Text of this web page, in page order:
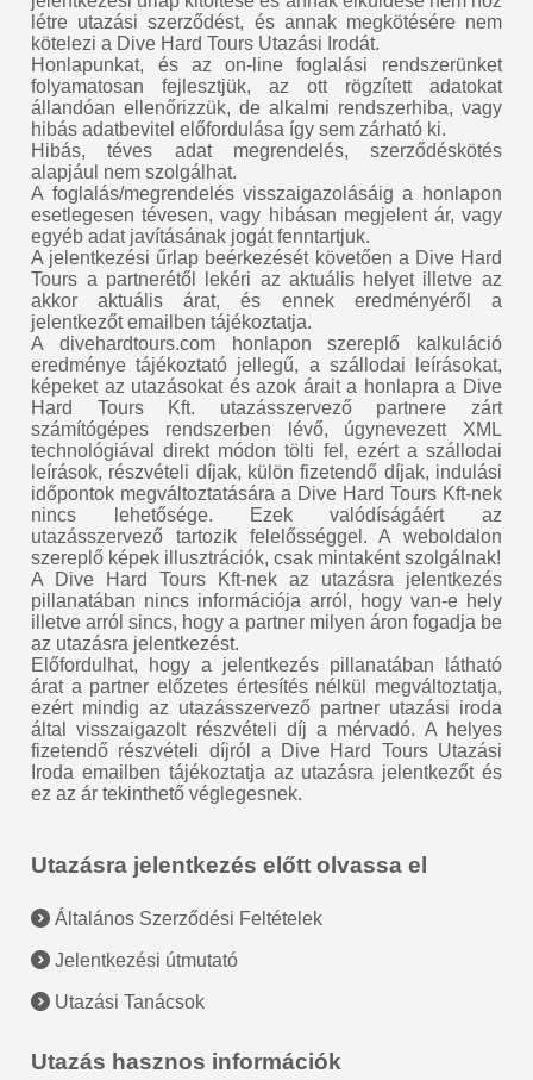
létre utazási szerződést, és annak megkötésére nem
kötelezi a Dive Hard Tours Utazási Irodát.
Honlapunkat, és az on-line foglalási rendszerünket
folyamatosan fejlesztjük, az ott rögzített adatokat
állandóan ellenőrizzük, de alkalmi rendszerhiba, vagy
hibás adatbevitel előfordulása így sem zárható ki.
Hibás, téves adat megrendelés, szerződéskötés
alapjául nem szolgálhat.
A foglalás/megrendelés visszaigazolásáig a honlapon
esetlegesen tévesen, vagy hibásan megjelent ár, vagy
egyéb adat javításának jogát fenntartjuk.
A jelentkezési űrlap beérkezését követően a Dive Hard
Tours a partnerétől lekéri az aktuális helyet illetve az
akkor aktuális árat, és ennek eredményéről a
jelentkezőt emailben tájékoztatja.
A divehardtours.com honlapon szereplő kalkuláció
eredménye tájékoztató jellegű, a szállodai leírásokat,
képeket az utazásokat és azok árait a honlapra a Dive
Hard Tours Kft. utazásszervező partnere zárt
számítógépes rendszerben lévő, úgynevezett XML
technológiával direkt módon tölti fel, ezért a szállodai
leírások, részvételi díjak, külön fizetendő díjak, indulási
időpontok megváltoztatására a Dive Hard Tours Kft-nek
nincs lehetősége. Ezek valódíságáért az
utazásszervező tartozik felelősséggel. A weboldalon
szereplő képek illusztrációk, csak mintaként szolgálnak!
A Dive Hard Tours Kft-nek az utazásra jelentkezés
pillanatában nincs információja arról, hogy van-e hely
illetve arról sincs, hogy a partner milyen áron fogadja be
az utazásra jelentkezést.
Előfordulhat, hogy a jelentkezés pillanatában látható
árat a partner előzetes értesítés nélkül megváltoztatja,
ezért mindig az utazásszervező partner utazási iroda
által visszaigazolt részvételi díj a mérvadó. A helyes
fizetendő részvételi díjról a Dive Hard Tours Utazási
Iroda emailben tájékoztatja az utazásra jelentkezőt és
ez az ár tekinthető véglegesnek.
Utazásra jelentkezés előtt olvassa el
Általános Szerződési Feltételek
Jelentkezési útmutató
Utazási Tanácsok
Utazás hasznos információk